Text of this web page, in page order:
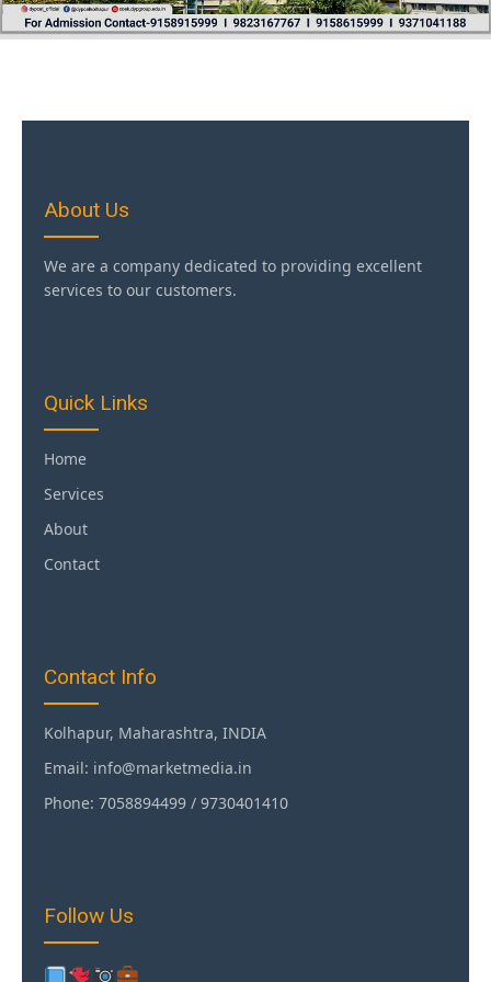
About Us
We are a company dedicated to providing excellent
services to our customers.
Quick Links
Home
Services
About
Contact
Contact Info
Kolhapur, Maharashtra, INDIA
Email: info@marketmedia.in
Phone: 7058894499 / 9730401410
Follow Us